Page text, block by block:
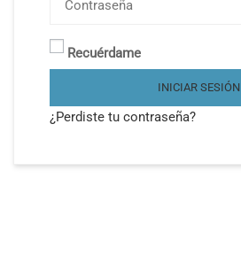
Recuérdame
INICIAR SESIÓN
¿Perdiste tu contraseña?